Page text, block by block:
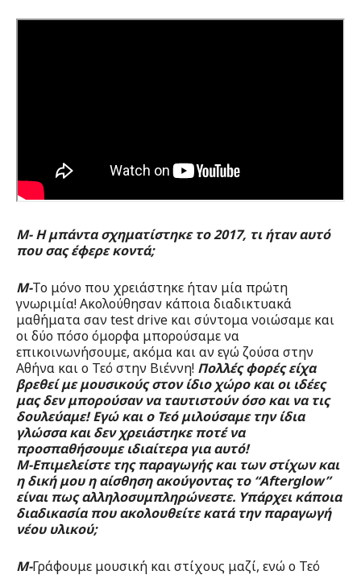
Μ- Η μπάντα σχηματίστηκε το 2017, τι ήταν αυτό
που σας έφερε κοντά;
M-Το μόνο που χρειάστηκε ήταν μία πρώτη
γνωριμία! Ακολούθησαν κάποια διαδικτυακά
μαθήματα σαν test drive και σύντομα νοιώσαμε και
οι δύο πόσο όμορφα μπορούσαμε να
επικοινωνήσουμε, ακόμα και αν εγώ ζούσα στην
Αθήνα και ο Τεό στην Βιέννη! Πολλές φορές είχα
βρεθεί με μουσικούς στον ίδιο χώρο και οι ιδέες
μας δεν μπορούσαν να ταυτιστούν όσο και να τις
δουλεύαμε! Εγώ και ο Τεό μιλούσαμε την ίδια
γλώσσα και δεν χρειάστηκε ποτέ να
προσπαθήσουμε ιδιαίτερα για αυτό!
Μ-Επιμελείστε της παραγωγής και των στίχων και
η δική μου η αίσθηση ακούγοντας το “Afterglow”
είναι πως αλληλοσυμπληρώνεστε. Υπάρχει κάποια
διαδικασία που ακολουθείτε κατά την παραγωγή
νέου υλικού;
Μ-Γράφουμε μουσική και στίχους μαζί, ενώ ο Τεό